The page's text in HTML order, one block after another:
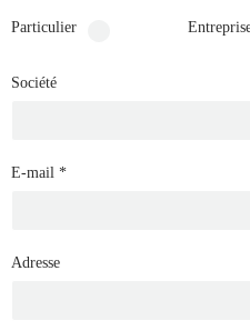
Particulier
Société
E-mail *
Adresse